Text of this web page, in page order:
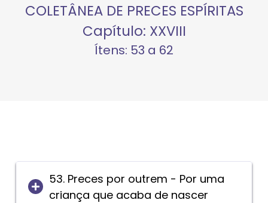
COLETÂNEA DE PRECES ESPÍRITAS
Capítulo: XXVIII
Ítens: 53 a 62
53. Preces por outrem - Por uma
criança que acaba de nascer